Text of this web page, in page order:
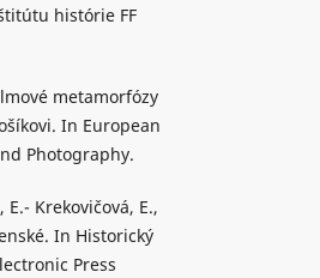
histórie FF
metamorfózy
In European
Photography.
Krekovičová, E.,
In Historický
Press